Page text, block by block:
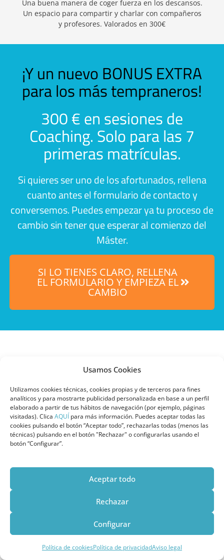
Usamos Cookies
Utilizamos cookies técnicas, cookies propias y de terceros para fines
analíticos y para mostrarte publicidad personalizada en base a un perfil
elaborado a partir de tus hábitos de navegación (por ejemplo, páginas
visitadas). Clica AQUÍ para más información. Puedes aceptar todas las
cookies pulsando el botón “Aceptar todo”, rechazarlas todas (menos las
técnicas) pulsando en el botón "Rechazar" o configurarlas usando el
botón “Configurar”.
Aceptar todo
Rechazar
Configurar
Política de cookiesPolítica de privacidadAviso legal
Una buena manera de coger fuerza en los descansos.
Un espacio para compartir y charlar con compañeros
y profesores. Valorados en 300€
¡Y un nuevo BONUS EXTRA
para los más tempraneros!
300 € en sesiones de
Coaching. Solo para las 7
primeras matrículas.
Si quieres ser uno de los afortunados, rellena
cuanto antes el formulario de contacto y
conversemos. Puedes empezar ya tu proceso de
cambio sin tener que esperar al comienzo del
Máster.
SI LO TIENES CLARO, RELLENA
EL FORMULARIO Y EMPIEZA EL
CAMBIO
Garantía de excelencia
internacional